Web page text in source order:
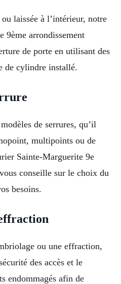
laissée à l’intérieur, notre
9ème arrondissement
de porte en utilisant des
de cylindre installé.
de serrures, qu’il
multipoints ou de
Sainte-Marguerite 9e
conseille sur le choix du
besoins.
ou une effraction,
des accès et le
endommagés afin de